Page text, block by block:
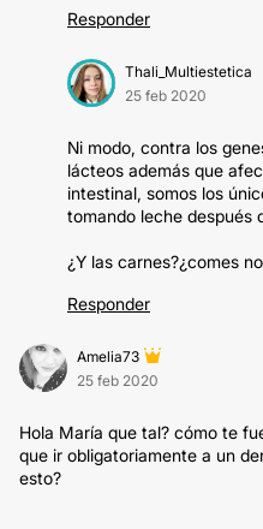
Responder
Thali_Multiestetica
25 feb 2020
Ni modo, contra los
lácteos además que
intestinal, somos los
tomando leche después
¿Y las carnes?¿comes
Responder
Amelia73
25 feb 2020
Hola María que tal? cómo te
que ir obligatoriamente a un
esto?